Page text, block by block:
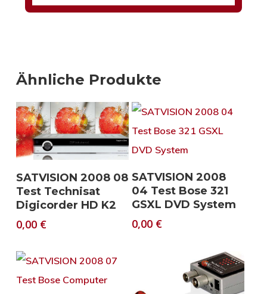
Ähnliche Produkte
Download
SATVISION 2008 08
Test Technisat
Digicorder HD K2
0,00 €
Download
SATVISION 2008
04 Test Bose 321
GSXL DVD System
0,00 €